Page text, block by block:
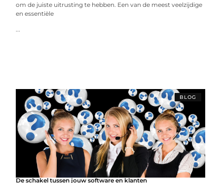
om de juiste uitrusting te hebben. Een van de meest veelzijdige
en essentiële
...
BLOG
De schakel tussen jouw software en klanten